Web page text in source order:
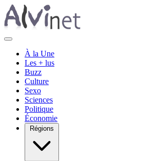
À la Une
Les + lus
Buzz
Culture
Sexo
Sciences
Politique
Économie
Régions